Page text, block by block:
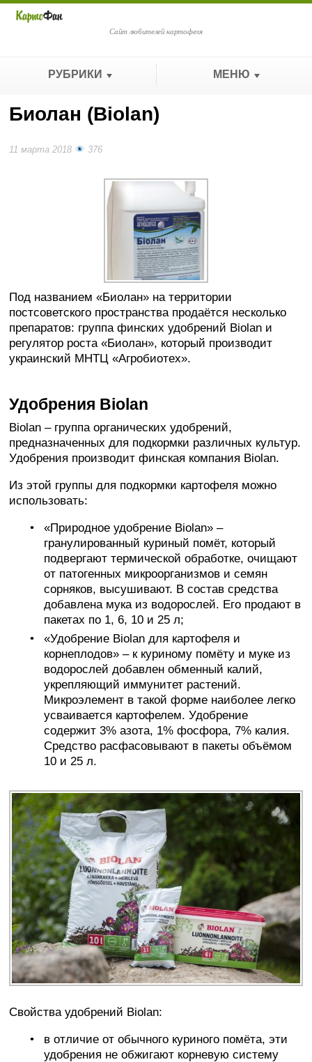
Сайт любителей картофеля
РУБРИКИ МЕНЮ
Биолан (Biolan)
11 марта 2018 376
Под названием «Биолан» на территории
постсоветского пространства продаётся несколько
препаратов: группа финских удобрений Biolan и
регулятор роста «Биолан», который производит
украинский МНТЦ «Агробиотех».
Удобрения Biolan
Biolan – группа органических удобрений,
предназначенных для подкормки различных культур.
Удобрения производит финская компания Biolan.
Из этой группы для подкормки картофеля можно
использовать:
«Природное удобрение Biolan» –
гранулированный куриный помёт, который
подвергают термической обработке, очищают
от патогенных микроорганизмов и семян
сорняков, высушивают. В состав средства
добавлена мука из водорослей. Его продают в
пакетах по 1, 6, 10 и 25 л;
«Удобрение Biolan для картофеля и
корнеплодов» – к куриному помёту и муке из
водорослей добавлен обменный калий,
укрепляющий иммунитет растений.
Микроэлемент в такой форме наиболее легко
усваивается картофелем. Удобрение
содержит 3% азота, 1% фосфора, 7% калия.
Средство расфасовывают в пакеты объёмом
10 и 25 л.
Свойства удобрений Biolan:
в отличие от обычного куриного помёта, эти
удобрения не обжигают корневую систему